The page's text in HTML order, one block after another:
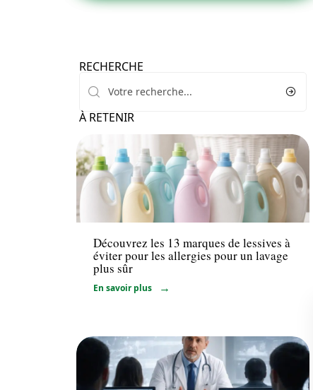
RECHERCHE
À RETENIR
Santé
Découvrez les 13 marques de lessives à
éviter pour les allergies pour un lavage
plus sûr
En savoir plus